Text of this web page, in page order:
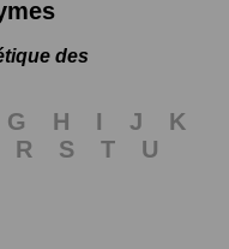
des
G H I J
K
R S T
U